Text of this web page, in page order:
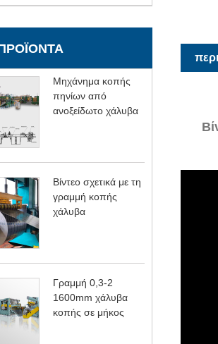
Μηχάνημα κοπής
πηνίων από
ανοξείδωτο χάλυβα
Βίντεο σχετικά με τη
γραμμή κοπής
χάλυβα
Γραμμή 0,3-2
1600mm χάλυβα
κοπής σε μήκος